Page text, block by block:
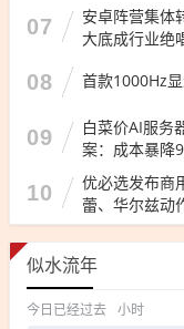
07
安卓阵营集体
大底成行业绝
08 首款1000Hz
09
白菜价AI服务
案：成本暴降
10
优必选发布商
蕾、华尔兹动
似水流年
今日已经过去 小时